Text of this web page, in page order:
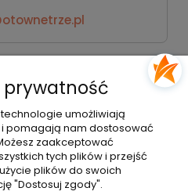
Pomoc
Moje konto
prywatność
umożliwiają
pomagają nam dostosować
zaakceptować
tych plików i przejść
plików do swoich
"Dostosuj zgody".